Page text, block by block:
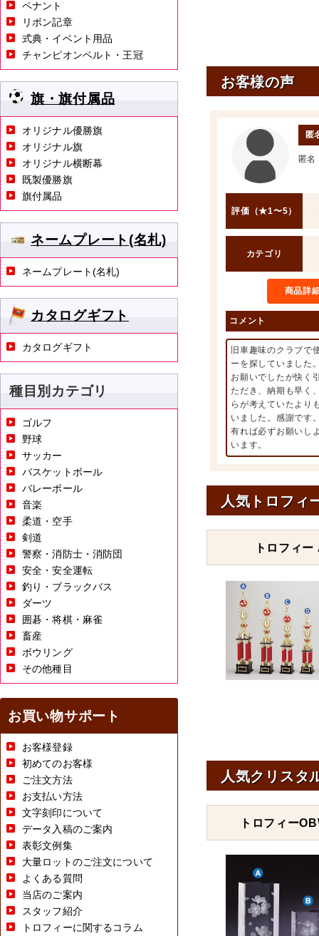
お客様の声
匿
匿名
評価（★1〜5）
カテゴリ
商品詳
コメント
旧車趣味のクラブで
ーを探していました
お願いでしたが快く
ただき、納期も早く
らが考えていたより
いました。感謝です
有れば必ずお願いし
います。
人気トロフィ
トロフィ
人気クリスタ
トロフィー
ペナント
リボン記章
式典・イベント用品
チャンピオンベルト・王冠
旗・旗付属品
オリジナル優勝旗
オリジナル旗
オリジナル横断幕
既製優勝旗
旗付属品
ネームプレート(名札)
ネームプレート(名札)
カタログギフト
カタログギフト
種目別カテゴリ
ゴルフ
野球
サッカー
バスケットボール
バレーボール
音楽
柔道・空手
剣道
警察・消防士・消防団
安全・安全運転
釣り・ブラックバス
ダーツ
囲碁・将棋・麻雀
畜産
ボウリング
その他種目
お買い物サポート
お客様登録
初めてのお客様
ご注文方法
お支払い方法
文字刻印について
データ入稿のご案内
表彰文例集
大量ロットのご注文について
よくある質問
当店のご案内
スタッフ紹介
トロフィーに関するコラム